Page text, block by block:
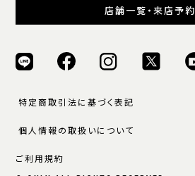
店舗一覧・来店予約
特定商取引法に基づく表記
個人情報の取扱いについて
ご利用規約